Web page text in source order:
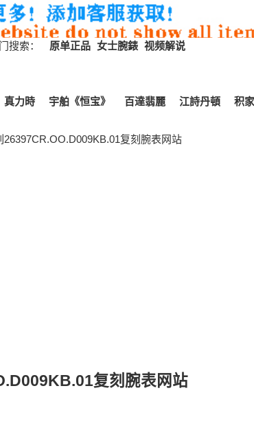
搜索： 原单正品 女士腕錶 视频解说
真力時 宇舶《恒宝》 百達翡麗 江詩丹頓 积家
复刻腕表网站
复刻腕表网站